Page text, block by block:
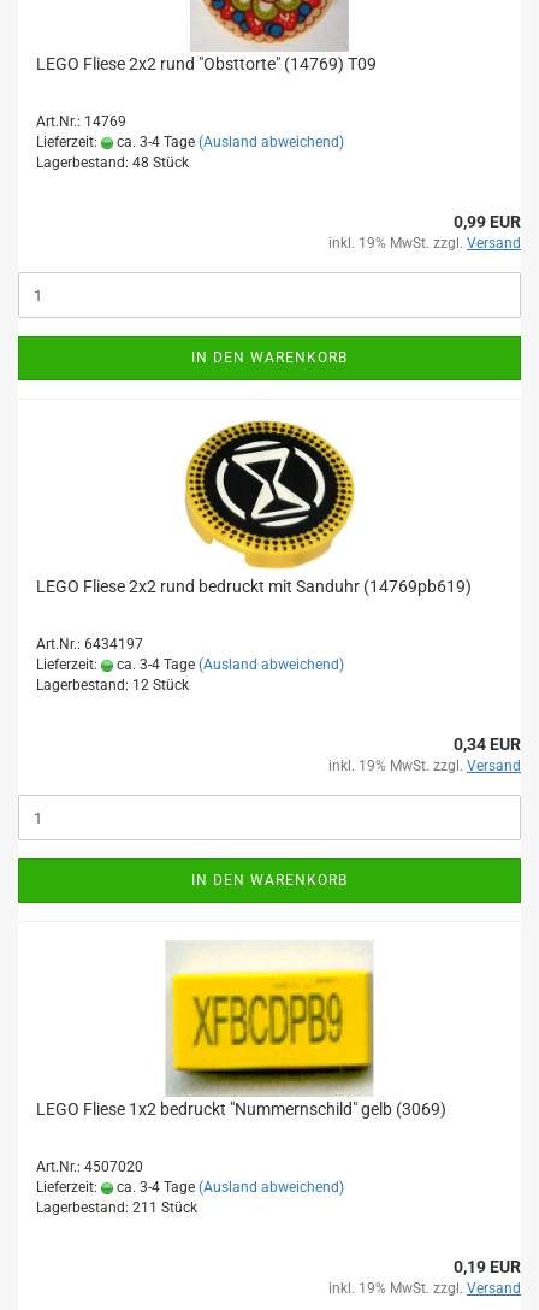
LEGO Fliese 2x2 rund "Obsttorte" (14769) T09
Art.Nr.: 14769
Lieferzeit:
ca. 3-4 Tage (Ausland abweichend)
Lagerbestand: 48 Stück
0,99 EUR
inkl. 19% MwSt. zzgl. Versand
IN DEN WARENKORB
LEGO Fliese 2x2 rund bedruckt mit Sanduhr (14769pb619)
Art.Nr.: 6434197
Lieferzeit:
ca. 3-4 Tage (Ausland abweichend)
Lagerbestand: 12 Stück
0,34 EUR
inkl. 19% MwSt. zzgl. Versand
IN DEN WARENKORB
LEGO Fliese 1x2 bedruckt "Nummernschild" gelb (3069)
Art.Nr.: 4507020
Lieferzeit:
ca. 3-4 Tage (Ausland abweichend)
Lagerbestand: 211 Stück
0,19 EUR
inkl. 19% MwSt. zzgl. Versand